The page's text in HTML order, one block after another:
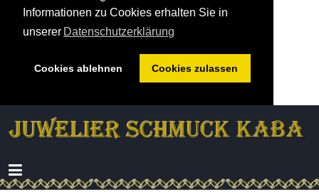
Informationen zu Cookies erhalten Sie in
unserer Datenschutzerklärung
Cookies ablehnen Cookies zulassen